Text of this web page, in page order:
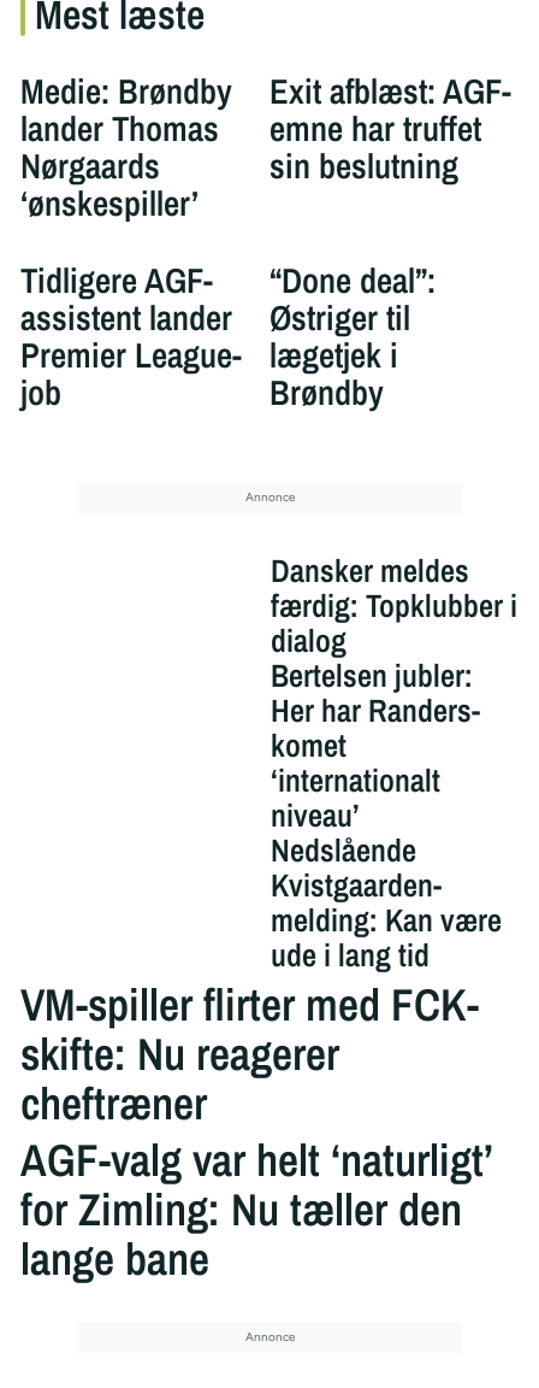
Mest læste
Medie: Brøndby
lander Thomas
Nørgaards
‘ønskespiller’
Exit afblæst: AGF-
emne har truffet
sin beslutning
Tidligere AGF-
assistent lander
Premier League-
job
“Done deal”:
Østriger til
lægetjek i
Brøndby
Dansker meldes
færdig: Topklubber i
dialog
Bertelsen jubler:
Her har Randers-
komet
‘internationalt
niveau’
Nedslående
Kvistgaarden-
melding: Kan være
ude i lang tid
VM-spiller flirter med FCK-
skifte: Nu reagerer
cheftræner
AGF-valg var helt ‘naturligt’
for Zimling: Nu tæller den
lange bane